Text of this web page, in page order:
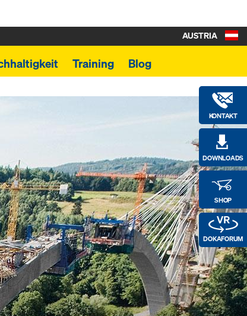
Training Blog
KONTAKT
DOWNLOADS
SHOP
DOKAFORUM
AUSTRIA